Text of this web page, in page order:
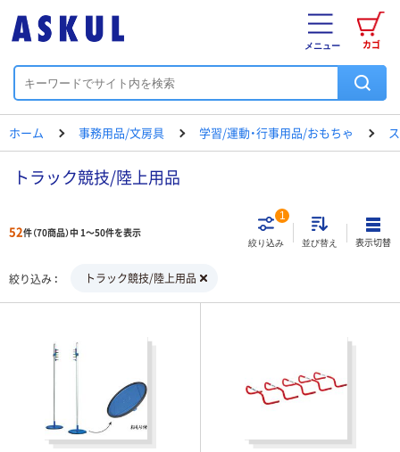
カゴ
メニュー
ホーム 事務用品/文房具 学習/運動・行事用品/おもちゃ
トラック競技/陸上用品
52件（70商品）中 1～50件を表示
絞り込み
1
並び替え 表示切替
絞り込み トラック競技/陸上用品